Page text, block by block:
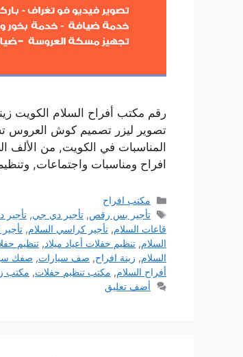
رقم مكتب أفراح السلام الكويت
تصوير ليزر تصميم كوش العروس
المناسبات في الكويت, من الألف
افراح ومناسبات واجتماعات,
التصنيفات
مكتب افراح
الوسوم
تأجير بس رقص,تأجير دي جي,تأجير
قاعات السلام, تأجير كراسي السلام,
السلام, تنظيم حفلات أعياد ميلاد, تنظيم
السلام, زينة افراح, صف سيارات, صفك
أفراح السلام, مكتب تنظيم حفلات, مكتب
أضف تعليق